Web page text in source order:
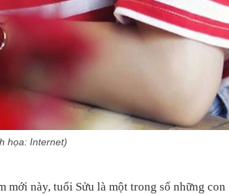
họa: Internet)
mới này, tuổi Sửu là một trong số những con